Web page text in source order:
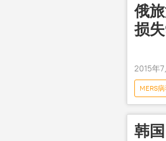
俄
损
2015年
MERS
韩